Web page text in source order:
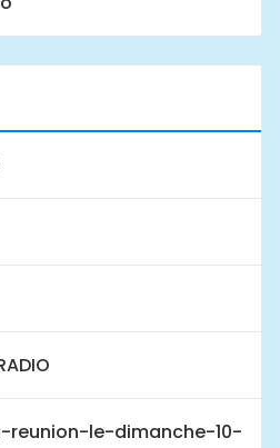
reunion-le-dimanche-10-